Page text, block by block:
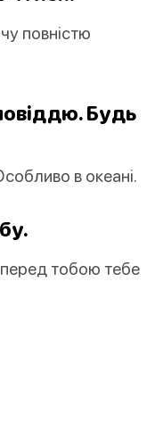
повністю
Будь
в океані.
тобою тебе